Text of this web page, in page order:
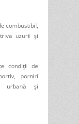
combustibil,
uzurii și
condiții de
porniri
urbană și